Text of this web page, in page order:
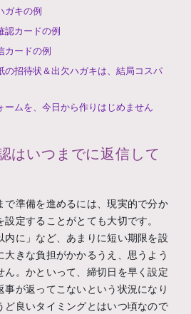
ガキの例
認カードの例
カードの例
の招待状＆出欠ハガキは、結局コスパ
ームを、今日から作りはじめません
はいつまでに返信して
で準備を進めるには、現実的で分か
定することがとても大切です。
内に」など、あまりに短い期限を設
大きな負担がかかるうえ、思うよう
ん。かといって、締切日を早く設定
事が返ってこないという状況になり
ど良いタイミングとはいつ頃なので